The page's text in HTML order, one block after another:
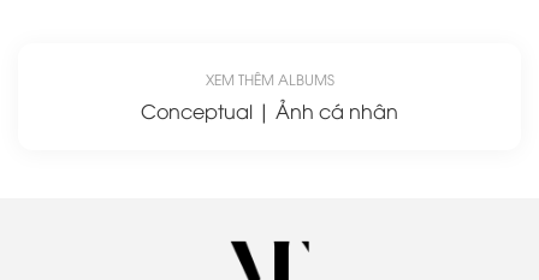
XEM THÊM ALBUMS
Conceptual | Ảnh cá nhân